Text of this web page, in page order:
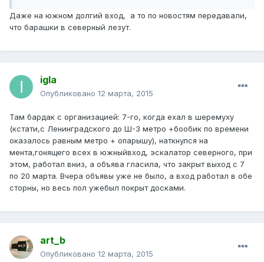
Даже на южном долгий вход, а то по новостям передавали,
что барашки в северный лезут.
igla
Опубликовано 12 марта, 2015
Там бардак с организацией: 7-го, когда ехал в шеремуху
(кстати,с Ленинградского до Ш-3 метро +бообик по времени
оказалось равным метро + опарышу), наткнулся на
мента,гонящего всех в южныйвход, эскалатор северного, при
этом, работал вниз, а объява гласила, что закрыт выход с 7
по 20 марта. Вчера объявы уже не было, а вход работал в обе
сторны, но весь пол ужебыл покрыт досками.
art_b
Опубликовано 12 марта, 2015